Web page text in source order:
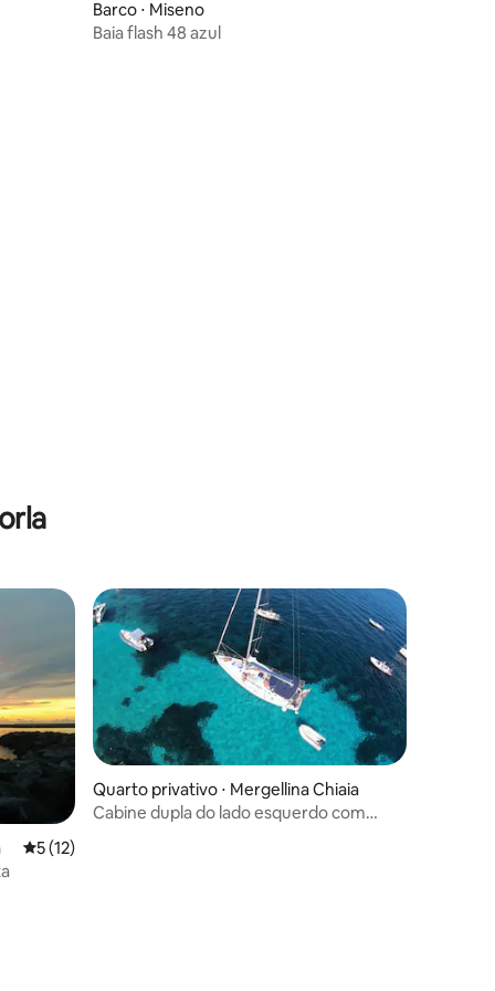
Barco ⋅ Miseno
Baia flash 48 azul
5 de uma avaliação média de 5, 12 avaliações
5 (12)
Quarto privativo ⋅ Mergellina Chiaia
Cabine dupla do lado esquerdo com